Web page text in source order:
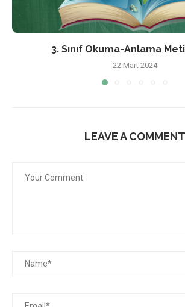
3. Sınıf Okuma-Anlama
22 Mart 2024
LEAVE A COMMENT